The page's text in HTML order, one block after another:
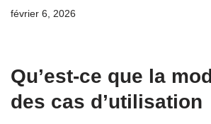
février 6, 2026
Qu’est-ce que la
des cas d’utilisation